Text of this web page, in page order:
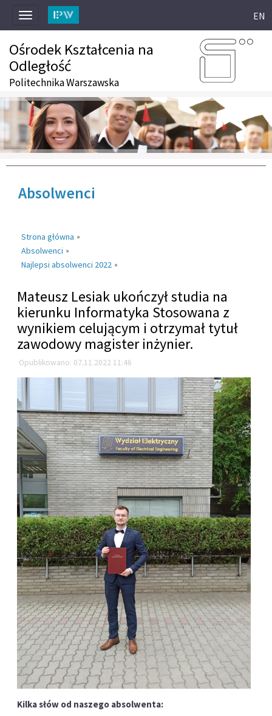
Toggle
navigation
EN
Ośrodek Kształcenia na
Odległość
Politechnika Warszawska
Absolwenci
Strona główna »
Absolwenci »
Najlepsi absolwenci 2022 »
Mateusz Lesiak ukończył studia na
kierunku Informatyka Stosowana z
wynikiem celującym i otrzymał tytuł
zawodowy magister inżynier.
Opublikowano: 07.11.2022 11:46
Kilka słów od naszego absolwenta: